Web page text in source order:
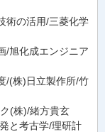
術の活用/三菱化学
/旭化成エンジニア
/(株)日立製作所/竹
(株)/緒方貴玄
と考古学/理研計